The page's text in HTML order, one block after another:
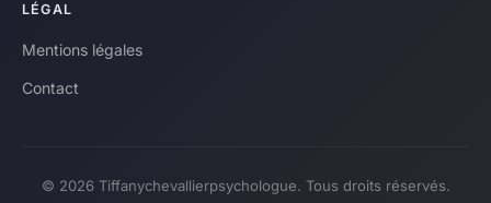
LÉGAL
Mentions légales
Contact
© 2026 Tiffanychevallierpsychologue. Tous droits réservés.